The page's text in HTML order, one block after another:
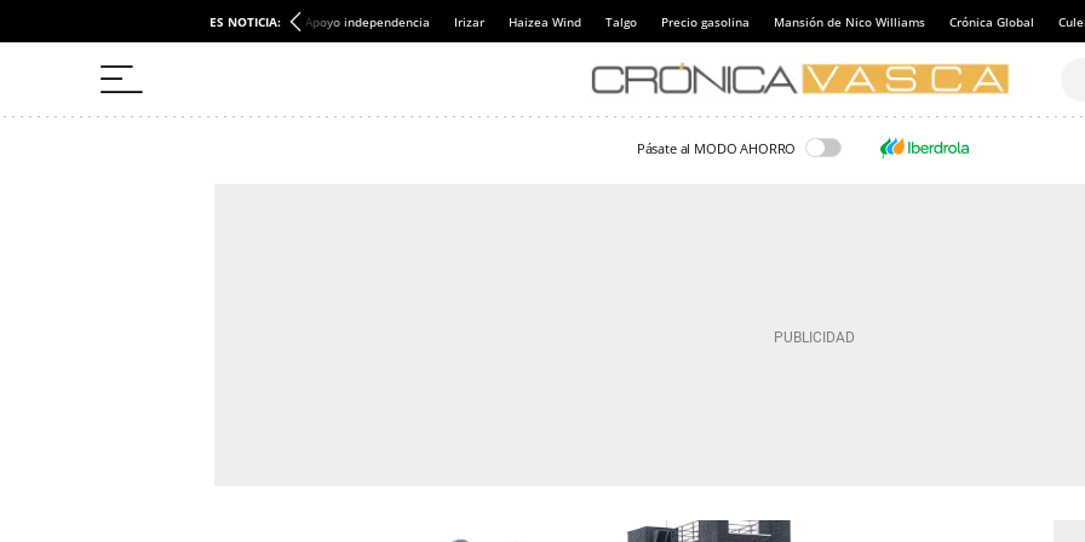
ES NOTICIA: Apoyo independencia Irizar Haizea Wind Talgo Precio gasolina Mansión de Nico Williams Crónica Global
Pásate al MODO AHORRO